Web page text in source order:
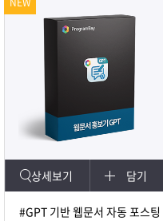
상세보기 담기
#GPT 기반 웹문서 자동 포스팅